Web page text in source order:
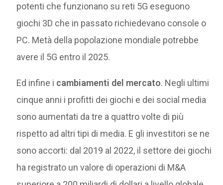
potenti che funzionano su reti 5G eseguono
giochi 3D che in passato richiedevano console o
PC. Metà della popolazione mondiale potrebbe
avere il 5G entro il 2025.
Ed infine i cambiamenti del mercato. Negli ultimi
cinque anni i profitti dei giochi e dei social media
sono aumentati da tre a quattro volte di più
rispetto ad altri tipi di media. E gli investitori se ne
sono accorti: dal 2019 al 2022, il settore dei giochi
ha registrato un valore di operazioni di M&A